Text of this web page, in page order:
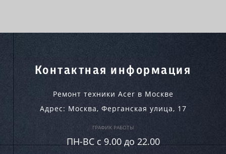
Контактная информация
Ремонт техники Acer в Москве
Адрес: Москва, Ферганская улица, 17
ГРАФИК РАБОТЫ
ПН-ВC c 9.00 до 22.00